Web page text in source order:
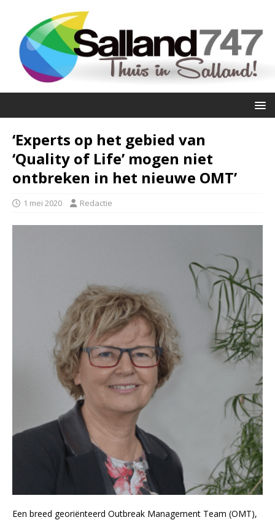
‘Experts op het gebied van
‘Quality of Life’ mogen niet
ontbreken in het nieuwe OMT’
1 mei 2020 Redactie
Een breed georiënteerd Outbreak Management Team (OMT),